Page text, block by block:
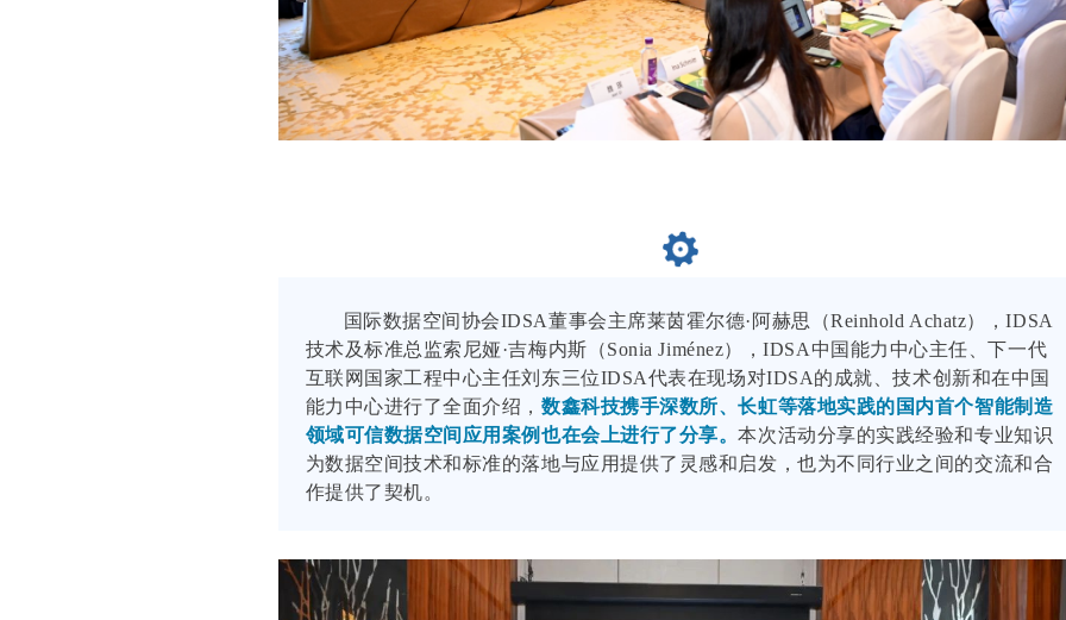
国际数据空间协会IDSA董事会主席莱茵霍尔德·阿赫思（Reinhold Achatz），IDSA
技术及标准总监索尼娅·吉梅内斯（Sonia Jiménez），IDSA中国能力中心主任、下一代
互联网国家工程中心主任刘东三位IDSA代表在现场对IDSA的成就、技术创新和在中国
能力中心进行了全面介绍，数鑫科技携手深数所、长虹等落地实践的国内首个智能制造
领域可信数据空间应用案例也在会上进行了分享。本次活动分享的实践经验和专业知识
为数据空间技术和标准的落地与应用提供了灵感和启发，也为不同行业之间的交流和合
作提供了契机。